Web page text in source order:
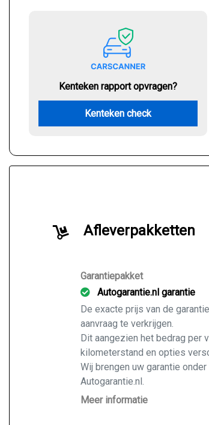
Kenteken rapport opvragen?
Kenteken check
Afleverpakketten
Garantiepakket
Autogarantie.nl garantie
De exacte prijs van de
aanvraag te verkrijgen.
Dit aangezien het bedrag per
kilometerstand en opties
Wij brengen uw garantie onder
Autogarantie.nl.
Vraag ons naar de
Meer informatie